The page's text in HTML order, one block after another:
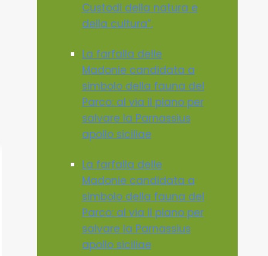
Custodi della natura e
della cultura”.
La farfalla delle
Madonie candidata a
simbolo della fauna del
Parco: al via il piano per
salvare la Parnassius
apollo siciliae
La farfalla delle
Madonie candidata a
simbolo della fauna del
Parco: al via il piano per
salvare la Parnassius
apollo siciliae